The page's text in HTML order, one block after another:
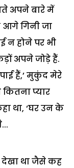
अपने बारे में
गिनी जा
न होने पर भी
अपने जोड़े हैं.
हैं,’ मुकुंद मेरे
कितना प्यार
था, ‘घर उन के
था जैसे कह